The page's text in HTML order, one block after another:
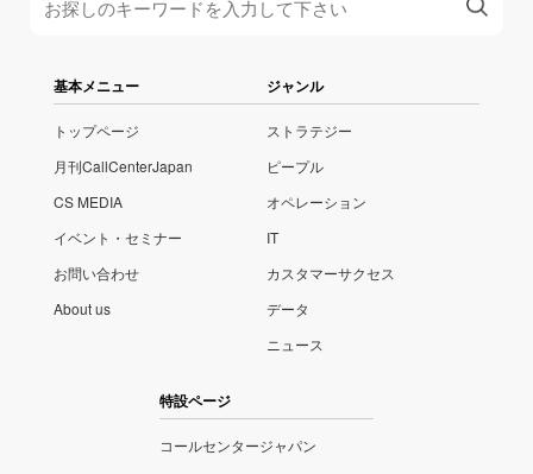
基本メニュー
トップページ
月刊CallCenterJapan
CS MEDIA
イベント・セミナー
お問い合わせ
About us
ジャンル
ストラテジー
ピープル
オペレーション
IT
カスタマーサクセス
データ
ニュース
特設ページ
コールセンタージャパン